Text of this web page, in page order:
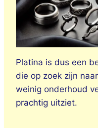
Platina is dus een
die op zoek zijn
weinig onderhoud
prachtig uitziet.